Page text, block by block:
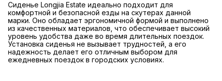
Сиденье Longjia Estate идеально подходит для
комфортной и безопасной езды на скутерах данной
марки. Оно обладает эргономичной формой и выполнено
из качественных материалов, что обеспечивает высокий
уровень удобства даже во время длительных поездок.
Установка сиденья не вызывает трудностей, а его
надежность делает его отличным выбором для
ежедневных поездок в городских условиях.